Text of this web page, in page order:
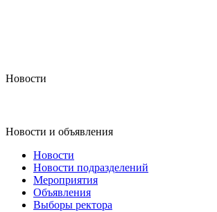
Новости
Новости и объявления
Новости
Новости подразделений
Мероприятия
Объявления
Выборы ректора